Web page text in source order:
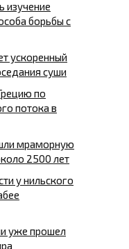
изучение
борьбы с
ускоренный
суши
по
потока в
мраморную
2500 лет
у нильского
уже прошел